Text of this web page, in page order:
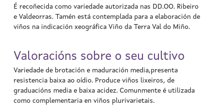
É recoñecida como variedade autorizada nas DD.OO. Ribeiro
e Valdeorras. Tamén está contemplada para a elaboración de
viños na indicación xeográfica Viño da Terra Val do Miño.
Valoracións sobre o seu cultivo
Variedade de brotación e maduración media,presenta
resistencia baixa ao oídio. Produce viños lixeiros, de
graduacións media e baixa acidez. Comunmente é utilizada
como complementaria en viños plurivarietais.